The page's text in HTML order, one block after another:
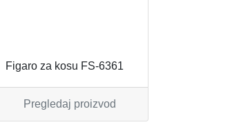
Figaro za kosu FS-6361
Pregledaj proizvod